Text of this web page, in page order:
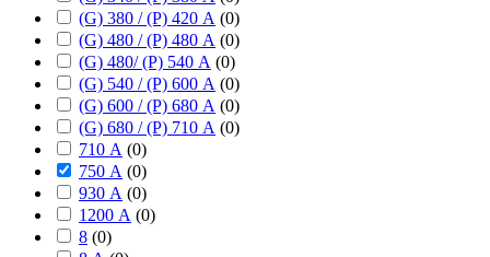
(G) 380 / (P) 420 А (0)
(G) 480 / (P) 480 А (0)
(G) 480/ (P) 540 А (0)
(G) 540 / (P) 600 А (0)
(G) 600 / (P) 680 А (0)
(G) 680 / (P) 710 А (0)
710 А (0)
750 А (0)
930 А (0)
1200 А (0)
8 (0)